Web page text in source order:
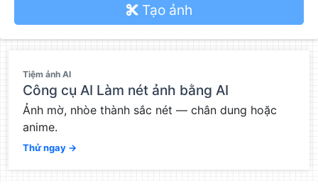
Tạo ảnh
Tiệm ảnh AI
Công cụ AI Làm nét ảnh bằng AI
Ảnh mờ, nhòe thành sắc nét — chân dung hoặc
anime.
Thử ngay →